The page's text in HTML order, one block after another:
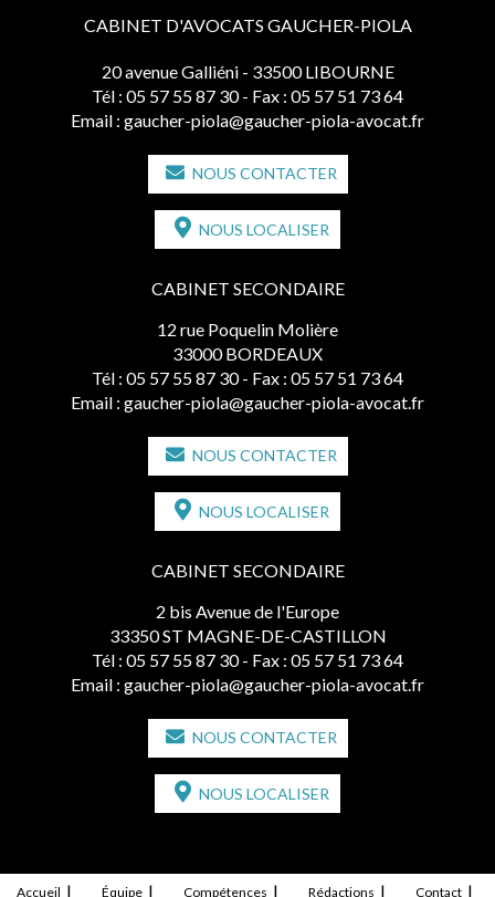
CABINET D'AVOCATS GAUCHER-PIOLA
20 avenue Galliéni - 33500 LIBOURNE
Tél : 05 57 55 87 30 - Fax : 05 57 51 73 64
Email : gaucher-piola@gaucher-piola-avocat.fr
NOUS CONTACTER
NOUS LOCALISER
CABINET SECONDAIRE
12 rue Poquelin Molière
33000 BORDEAUX
Tél : 05 57 55 87 30 - Fax : 05 57 51 73 64
Email : gaucher-piola@gaucher-piola-avocat.fr
NOUS CONTACTER
NOUS LOCALISER
CABINET SECONDAIRE
2 bis Avenue de l'Europe
33350 ST MAGNE-DE-CASTILLON
Tél : 05 57 55 87 30 - Fax : 05 57 51 73 64
Email : gaucher-piola@gaucher-piola-avocat.fr
NOUS CONTACTER
NOUS LOCALISER
Accueil Équipe Compétences Rédactions Contact